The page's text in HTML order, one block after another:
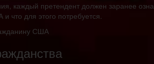
каждый претендент должен заранее
что для этого потребуется.
США